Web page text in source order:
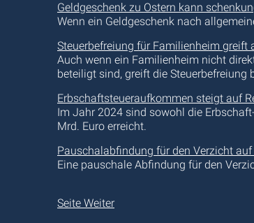
Geldgeschenk zu Ostern kann
Wenn ein Geldgeschenk nach
Steuerbefreiung für Familienheim greift
Auch wenn ein Familienheim nicht
beteiligt sind, greift die Steuerbefreiung
Erbschaftsteueraufkommen steigt auf
Im Jahr 2024 sind sowohl die
Mrd. Euro erreicht.
Pauschalabfindung für den Verzicht
Eine pauschale Abfindung für den
Seite Weiter